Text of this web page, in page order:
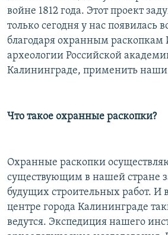
войне 1812 года. Этот проект
только сегодня у нас появилась
благодаря охранным раскопкам
археологии Российской
Калининграде, применить
Что такое охранные раскопки?
Охранные раскопки
существующим в нашей стране
будущих строительных работ. И
центре города Калининграде
ведутся. Экспедиция нашего